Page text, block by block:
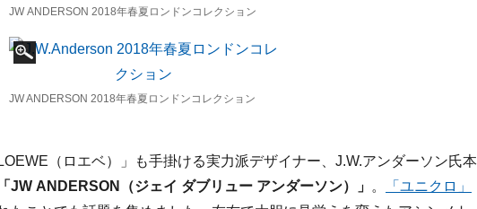
JW ANDERSON 2018年春夏ロンドンコレクション
JW ANDERSON 2018年春夏ロンドンコレクション
（ロエベ）」も手掛ける実力派デザイナー、J.W.アンダーソン氏本
「JW ANDERSON（ジェイ ダブリュー アンダーソン）」 。
「ユニクロ」